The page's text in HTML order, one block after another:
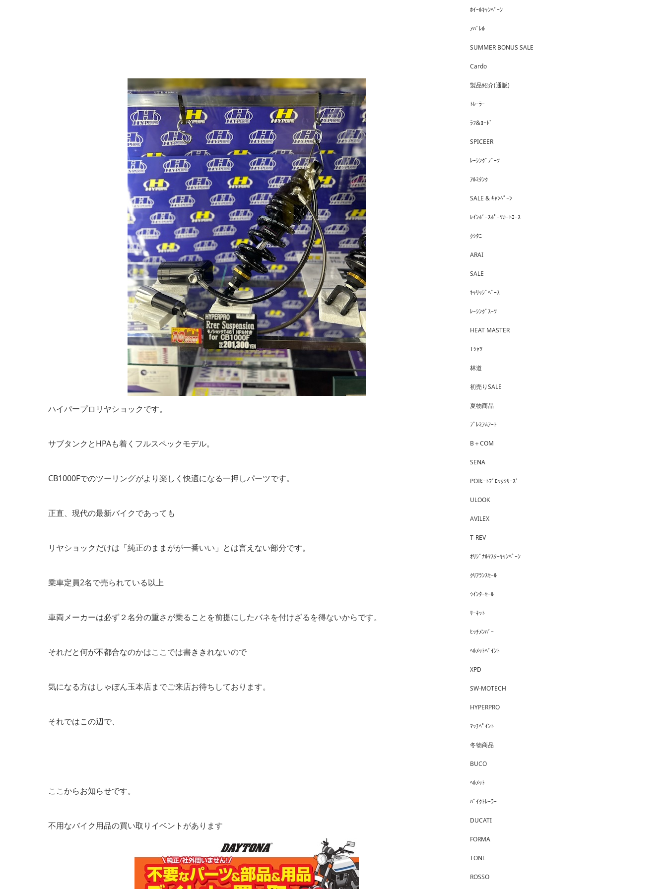
ハイパープロリヤショックです。
サブタンクとHPAも着くフルスペックモデル。
CB1000Fでのツーリングがより楽しく快適になる一押しパーツです。
正直、現代の最新バイクであっても
リヤショックだけは「純正のままがが一番いい」とは言えない部分です。
乗車定員2名で売られている以上
車両メーカーは必ず２名分の重さが乗ることを前提にしたバネを付けざるを得ないからです。
それだと何が不都合なのかはここでは書ききれないので
気になる方はしゃぼん玉本店までご来店お待ちしております。
それではこの辺で、
ここからお知らせです。
不用なバイク用品の買い取りイベントがあります
ﾎｲｰﾙｷｬﾝﾍﾟｰﾝ
ｱﾊﾟﾚﾙ
SUMMER BONUS SALE
Cardo
製品紹介(通販)
ﾄﾚｰﾗｰ
ﾗﾌ&ﾛｰﾄﾞ
SPICEER
ﾚｰｼﾝｸﾞﾌﾞｰﾂ
ｱﾙﾐﾀﾝｸ
SALE & ｷｬﾝﾍﾟｰﾝ
ﾚｲﾝﾎﾞｰｽﾎﾟｰﾂｶｰﾄｺｰｽ
ｸｼﾀﾆ
ARAI
SALE
ｷｬﾘｯｼﾞﾍﾞｰｽ
ﾚｰｼﾝｸﾞｽｰﾂ
HEAT MASTER
Tｼｬﾂ
林道
初売りSALE
夏物商品
ﾌﾟﾚﾐｱﾑｱｰﾄ
B＋COM
SENA
POIﾋｰﾄﾌﾞﾛｯｸｼﾘｰｽﾞ
ULOOK
AVILEX
T-REV
ｵﾘｼﾞﾅﾙﾏｽﾀｰｷｬﾝﾍﾟｰﾝ
ｸﾘｱﾗﾝｽｾｰﾙ
ｳｲﾝﾀｰｾｰﾙ
ｻｰｷｯﾄ
ﾋｯﾁﾒﾝﾊﾞｰ
ﾍﾙﾒｯﾄﾍﾟｲﾝﾄ
XPD
SW-MOTECH
HYPERPRO
ﾏｯﾁﾍﾟｲﾝﾄ
冬物商品
BUCO
ﾍﾙﾒｯﾄ
ﾊﾞｲｸﾄﾚｰﾗｰ
DUCATI
FORMA
TONE
ROSSO